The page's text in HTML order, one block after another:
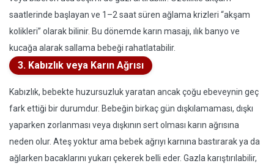
saatlerinde başlayan ve 1–2 saat süren ağlama krizleri “akşam
kolikleri” olarak bilinir. Bu dönemde karın masajı, ılık banyo ve
kucağa alarak sallama bebeği rahatlatabilir.
3. Kabızlık veya Karın Ağrısı
Kabızlık, bebekte huzursuzluk yaratan ancak çoğu ebeveynin geç
fark ettiği bir durumdur. Bebeğin birkaç gün dışkılamaması, dışkı
yaparken zorlanması veya dışkının sert olması karın ağrısına
neden olur. Ateş yoktur ama bebek ağrıyı karnına bastırarak ya da
ağlarken bacaklarını yukarı çekerek belli eder. Gazla karıştırılabilir,